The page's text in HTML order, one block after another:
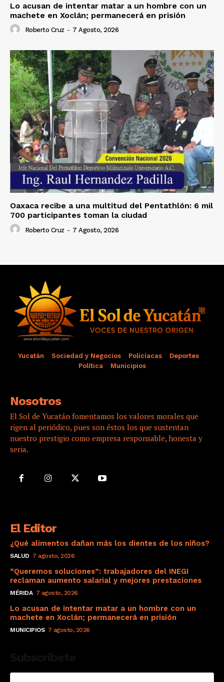
Lo acusan de intentar matar a un hombre con un
machete en Xoclán; permanecerá en prisión
Roberto Cruz - 7 Agosto, 2026
Oaxaca recibe a una multitud del Pentathlón: 6 mil
700 participantes toman la ciudad
Roberto Cruz - 7 Agosto, 2026
Yucatán Sociedad y Negocios Policíacas
Deportes
Política
Municipios
Nosotros
El Sol de Yucatán fomentamos los valores morales que
rigen al periódico, pues son éstos los que sustentan
nuestro prestigio como empresa responsable, honesta y
seria.
El Editor
¿Qué alimentos dañan más los dientes de los niños?
SALUD 7 agosto, 2026
“Queremos soluciones”: trabajadores del INEGI
reclaman aumento salarial y mejores prestaciones
MÉRIDA 7 agosto, 2026
Lo acusan de intentar matar a un hombre con un
machete en Xoclán; permanecerá en prisión
MUNICIPIOS 7 agosto, 2026